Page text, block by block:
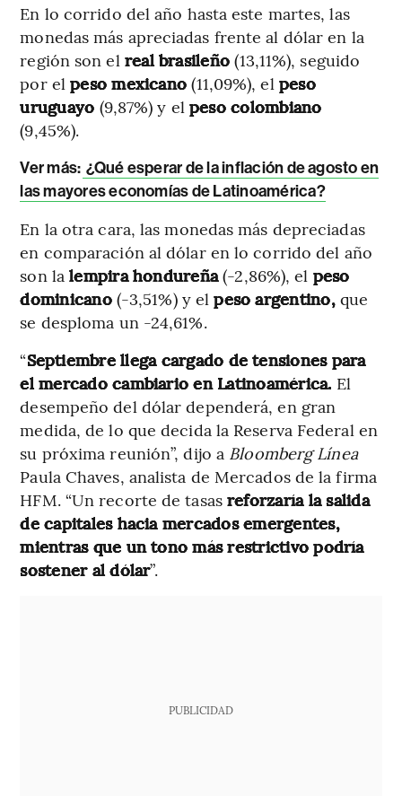
En lo corrido del año hasta este martes, las
monedas más apreciadas frente al dólar en la
región son el real brasileño(13,11%), seguido
por elpeso mexicano(11,09%), el peso
uruguayo (9,87%) y el peso colombiano
(9,45%).
Ver más: ¿Qué esperar de la inflación de agosto en
las mayores economías de Latinoamérica?
En la otra cara, las monedas más depreciadas
en comparación al dólar en lo corrido del año
son lalempira hondureña(-2,86%), el peso
dominicano(-3,51%) y elpeso argentino,que
se desploma un -24,61%.
“Septiembre llega cargado de tensiones para
el mercado cambiario en Latinoamérica. El
desempeño del dólar dependerá, en gran
medida, de lo que decida la Reserva Federal en
su próxima reunión”, dijo a Bloomberg Línea
Paula Chaves, analista de Mercados de la firma
HFM. “Un recorte de tasas reforzaría la salida
de capitales hacia mercados emergentes,
mientras que un tono más restrictivo podría
sostener al dólar”.
PUBLICIDAD